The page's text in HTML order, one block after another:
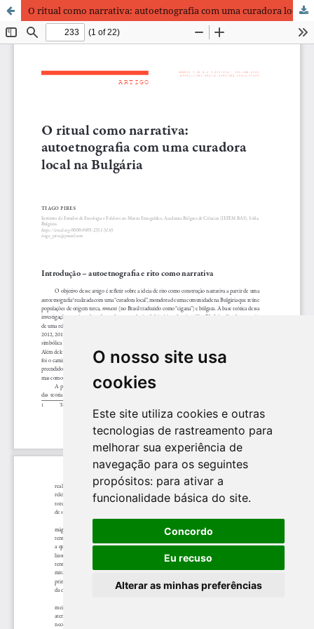
O nosso site usa
cookies
Este site utiliza cookies e outras
tecnologias de rastreamento para
melhorar sua experiência de
navegação para os seguintes
propósitos: para ativar a
funcionalidade básica do site.
Concordo
Eu recuso
Alterar as minhas preferências
O ritual como narrativa: autoetnografia com uma curadora local na Bulgária